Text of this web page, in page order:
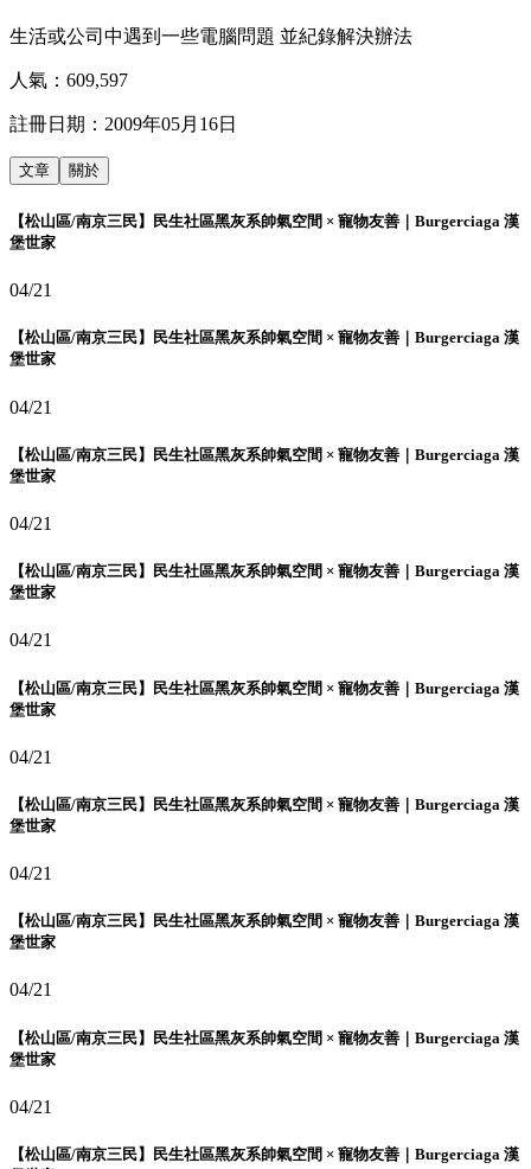
生活或公司中遇到一些電腦問題 並紀錄解決辦法
人氣： 609,597
註冊日期： 2009年05月16日
文章 關於
【松山區/南京三民】民生社區黑灰系帥氣空間 × 寵物友善｜Burgerciaga 漢
堡世家
04/21
【松山區/南京三民】民生社區黑灰系帥氣空間 × 寵物友善｜Burgerciaga 漢
堡世家
04/21
【松山區/南京三民】民生社區黑灰系帥氣空間 × 寵物友善｜Burgerciaga 漢
堡世家
04/21
【松山區/南京三民】民生社區黑灰系帥氣空間 × 寵物友善｜Burgerciaga 漢
堡世家
04/21
【松山區/南京三民】民生社區黑灰系帥氣空間 × 寵物友善｜Burgerciaga 漢
堡世家
04/21
【松山區/南京三民】民生社區黑灰系帥氣空間 × 寵物友善｜Burgerciaga 漢
堡世家
04/21
【松山區/南京三民】民生社區黑灰系帥氣空間 × 寵物友善｜Burgerciaga 漢
堡世家
04/21
【松山區/南京三民】民生社區黑灰系帥氣空間 × 寵物友善｜Burgerciaga 漢
堡世家
04/21
【松山區/南京三民】民生社區黑灰系帥氣空間 × 寵物友善｜Burgerciaga 漢